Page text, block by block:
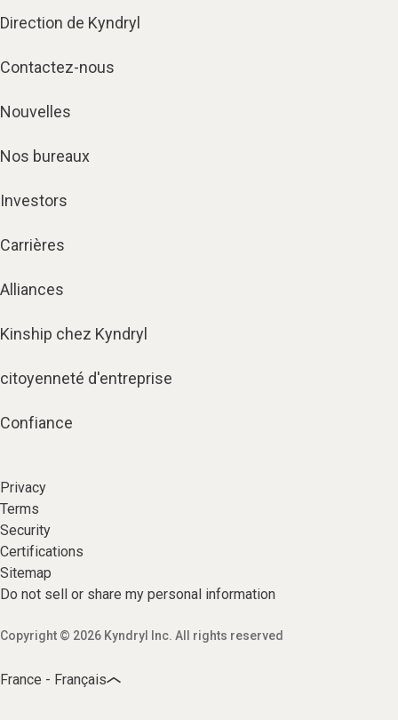
Direction de Kyndryl
Contactez-nous
Nouvelles
Nos bureaux
Investors
Carrières
Alliances
Kinship chez Kyndryl
citoyenneté d'entreprise
Confiance
Privacy
Terms
Security
Certifications
Sitemap
Do not sell or share my personal information
Copyright © 2026 Kyndryl Inc. All rights reserved
France - Français